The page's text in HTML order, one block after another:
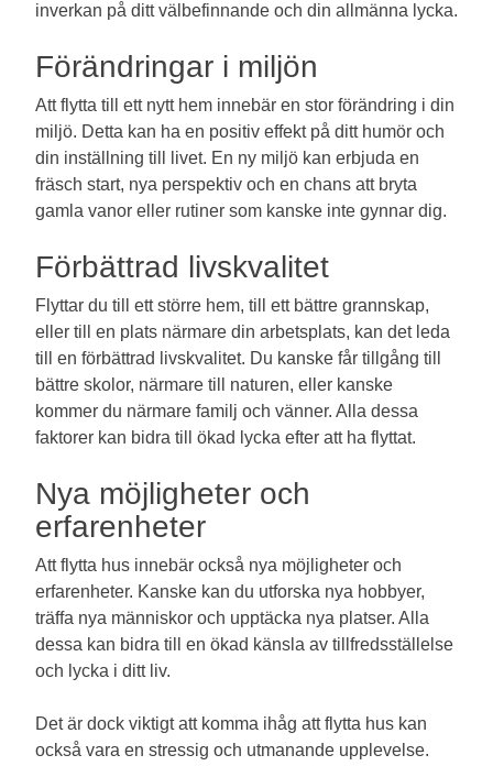
inverkan på ditt välbefinnande och din allmänna lycka.
Förändringar i miljön
Att flytta till ett nytt hem innebär en stor förändring i din
miljö. Detta kan ha en positiv effekt på ditt humör och
din inställning till livet. En ny miljö kan erbjuda en
fräsch start, nya perspektiv och en chans att bryta
gamla vanor eller rutiner som kanske inte gynnar dig.
Förbättrad livskvalitet
Flyttar du till ett större hem, till ett bättre grannskap,
eller till en plats närmare din arbetsplats, kan det leda
till en förbättrad livskvalitet. Du kanske får tillgång till
bättre skolor, närmare till naturen, eller kanske
kommer du närmare familj och vänner. Alla dessa
faktorer kan bidra till ökad lycka efter att ha flyttat.
Nya möjligheter och
erfarenheter
Att flytta hus innebär också nya möjligheter och
erfarenheter. Kanske kan du utforska nya hobbyer,
träffa nya människor och upptäcka nya platser. Alla
dessa kan bidra till en ökad känsla av tillfredsställelse
och lycka i ditt liv.
Det är dock viktigt att komma ihåg att flytta hus kan
också vara en stressig och utmanande upplevelse.